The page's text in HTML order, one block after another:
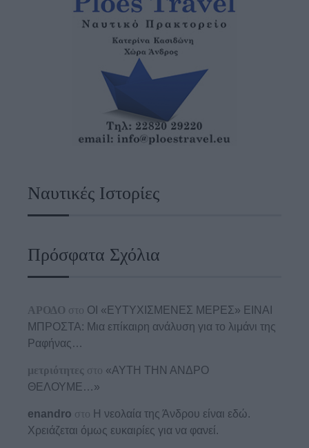
Ναυτικές Ιστορίες
Πρόσφατα Σχόλια
ΑΡΟΔΟ στο ΟΙ «ΕΥΤΥΧΙΣΜΕΝΕΣ ΜΕΡΕΣ» ΕΙΝΑΙ
ΜΠΡΟΣΤΑ: Μια επίκαιρη ανάλυση για το λιμάνι της
Ραφήνας…
μετριότητες στο «ΑΥΤΗ ΤΗΝ ΑΝΔΡΟ
ΘΕΛΟΥΜΕ…»
enandro στο Η νεολαία της Άνδρου είναι εδώ.
Χρειάζεται όμως ευκαιρίες για να φανεί.